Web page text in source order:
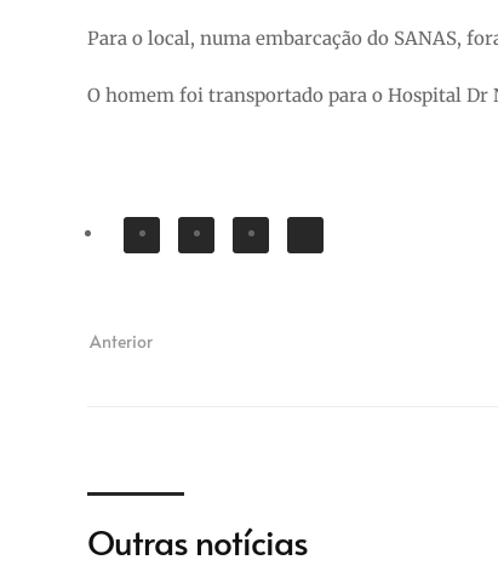
Para o local, numa embarcação do SANAS,
O homem foi transportado para o Hospital Dr
Anterior
Outras notícias